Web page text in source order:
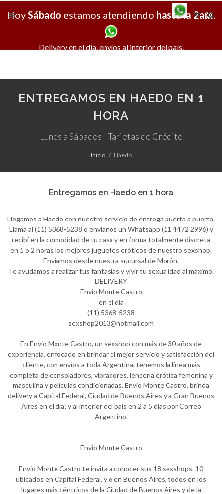
X
HoySábado estamos atendiendo hasta la 2am.
Delivery en el día, envíos al interior del país.
ENTREGAMOS EN HAEDO EN 1
HORA
Lunes a Sábados - Tarjetas de Crédito
Inicio Haedo
Entregamos en Haedo en 1 hora
Llegamos a Haedo con nuestro servicio de entrega puerta a puerta.
Llama al (11) 5368-5238 o envíanos un Whatsapp (11 4472 2996) y
recibí en la comodidad de tu casa y en forma totalmente discreta
en 1 o 2 horas los mejores juguetes eróticos de nuestro sexshop.
Enviamos desde nuestra sucursal de Morón.
Te ayudamos a realizar tus fantasías y vivir tu sexualidad al máximo.
DELIVERY
Envio Monte Castro
en el día
(11) 5368-5238
sexshop2013@hotmail.com
En Envio Monte Castro, un sexshop con más de 30 años de
experiencia, enfocado en brindar el mejor servicio y satisfacción del
cliente, con envíos a toda Argentina, tenemos la línea más
completa de consoladores, vibradores, lencería erótica femenina y
masculina y películas condicionadas. Envio Monte Castro, brinda
delivery a Capital Federal, Ciudad de Buenos Aires y a Gran Buenos
Aires en el día; y al interior del pais en 2 a 5 días por Correo
Argentino.
Envio Monte Castro
Envio Monte Castro te invita a conocer sus 18 sexshops. 10
ubicados en Capital Federal, y 6 en Buenos Aires, todos en los
lugares más céntricos de la Ciudad de Buenos Aires y de la